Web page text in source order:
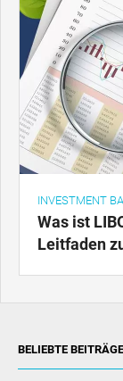
INVESTMENT
Was ist
Leitfaden
BELIEBTE BEITRÄGE